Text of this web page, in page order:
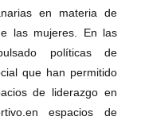
en materia de
las mujeres. En las
políticas de
que han permitido
de liderazgo en
espacios de